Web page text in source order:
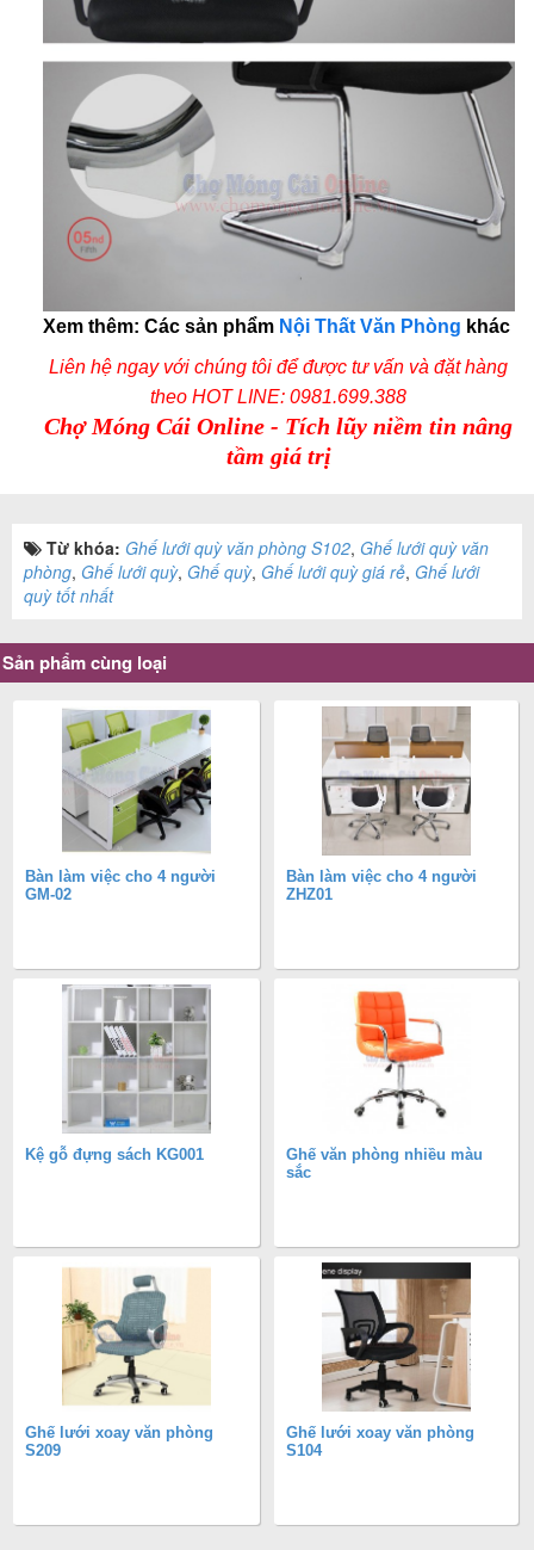
Xem thêm: Các sản phẩm Nội Thất Văn Phòng khác
Liên hệ ngay với chúng tôi để được tư vấn và đặt hàng
theoHOT LINE: 0981.699.388
Chợ Móng Cái Online - Tích lũy niềm tin nâng
tầm giá trị
Từ khóa: Ghế lưới quỳ văn phòng S102, Ghế lưới quỳ văn
phòng, Ghế lưới quỳ, Ghế quỳ, Ghế lưới quỳ giá rẻ, Ghế lưới
quỳ tốt nhất
Sản phẩm cùng loại
Bàn làm việc cho 4 người
GM-02
Bàn làm việc cho 4 người
ZHZ01
Kệ gỗ đựng sách KG001
Ghế văn phòng nhiều màu
sắc
Ghế lưới xoay văn phòng
S209
Ghế lưới xoay văn phòng
S104